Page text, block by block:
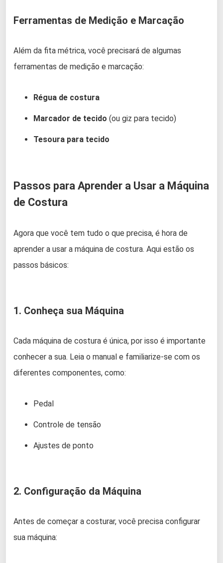
Ferramentas de Medição e Marcação
Além da fita métrica, você precisará de algumas
ferramentas de medição e marcação:
Régua de costura
Marcador de tecido (ou giz para tecido)
Tesoura para tecido
Passos para Aprender a Usar a Máquina
de Costura
Agora que você tem tudo o que precisa, é hora de
aprender a usar a máquina de costura. Aqui estão os
passos básicos:
1. Conheça sua Máquina
Cada máquina de costura é única, por isso é importante
conhecer a sua. Leia o manual e familiarize-se com os
diferentes componentes, como:
Pedal
Controle de tensão
Ajustes de ponto
2. Configuração da Máquina
Antes de começar a costurar, você precisa configurar
sua máquina: